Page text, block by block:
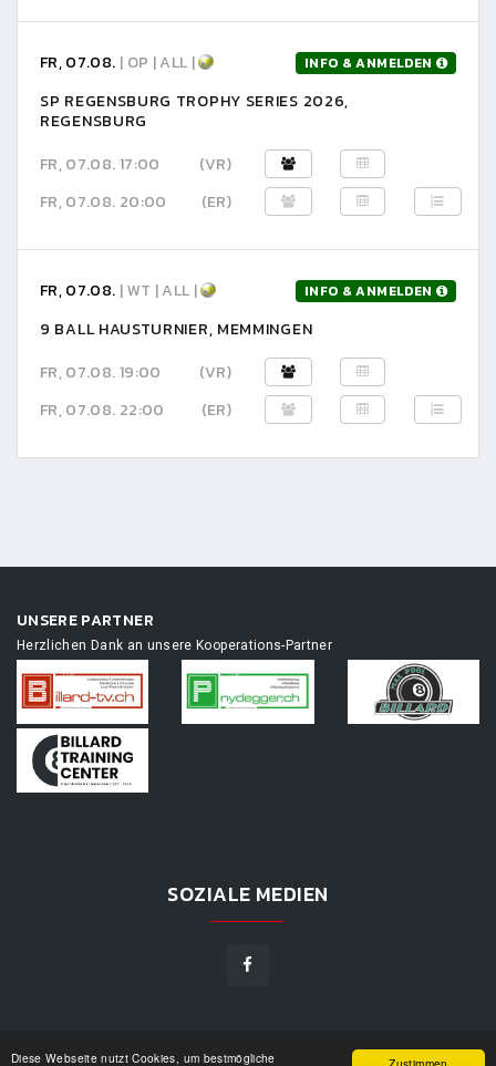
Diese Webseite nutzt Cookies, um bestmögliche
FR, 07.08. | OP | ALL | INFO & ANMELDEN
SP REGENSBURG TROPHY SERIES 2026,
REGENSBURG
FR, 07.08. 17:00
(VR)
FR, 07.08. 20:00
(ER)
FR, 07.08. | WT | ALL | INFO & ANMELDEN
9 BALL HAUSTURNIER, MEMMINGEN
FR, 07.08. 19:00
(VR)
FR, 07.08. 22:00
(ER)
UNSERE PARTNER
Herzlichen Dank an unsere Kooperations-Partner
SOZIALE MEDIEN